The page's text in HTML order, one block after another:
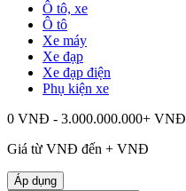
Ô tô, xe
Ô tô
Xe máy
Xe đạp
Xe đạp điện
Phụ kiện xe
0 VNĐ - 3.000.000.000+ VNĐ
Giá từ VNĐ đến + VNĐ
Áp dụng